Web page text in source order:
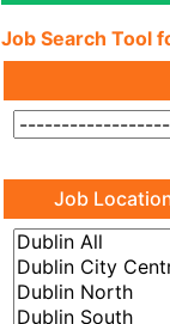
Job Search Tool
Job